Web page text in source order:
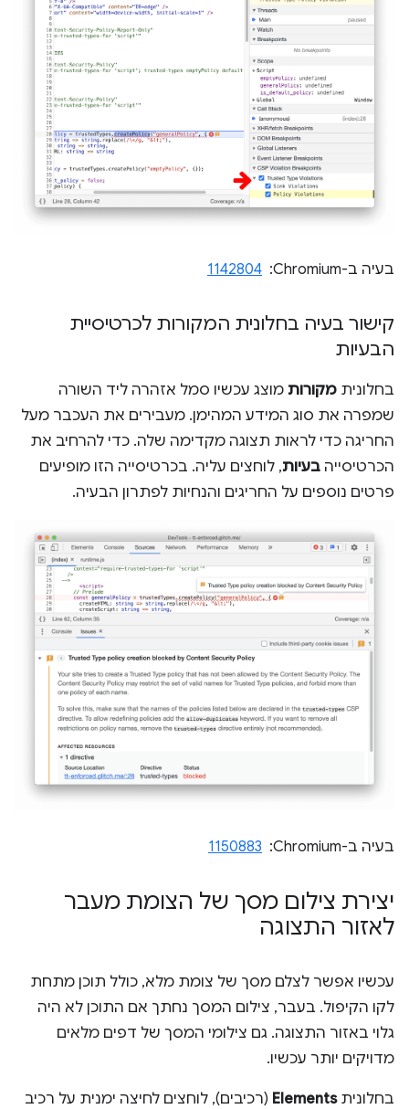
בעיה ב-Chromium: ‏ 1142804
קישור בעיה בחלונית המקורות לכרטיסיית
הבעיות
בחלונית מקורות מוצג עכשיו סמל אזהרה ליד השורה
שמפרה את סוג המידע המהימן. מעבירים את העכבר מעל
החריגה כדי לראות תצוגה מקדימה שלה. כדי להרחיב את
הכרטיסייה בעיות, לוחצים עליה. בכרטיסייה הזו מופיעים
פרטים נוספים על החריגים והנחיות לפתרון הבעיה.
בעיה ב-Chromium: ‏ 1150883
יצירת צילום מסך של הצומת מעבר
לאזור התצוגה
עכשיו אפשר לצלם מסך של צומת מלא, כולל תוכן מתחת
לקו הקיפול. בעבר, צילום המסך נחתך אם התוכן לא היה
גלוי באזור התצוגה. גם צילומי המסך של דפים מלאים
מדויקים יותר עכשיו.
בחלוניתElements (רכיבים), לוחצים לחיצה ימנית על רכיב